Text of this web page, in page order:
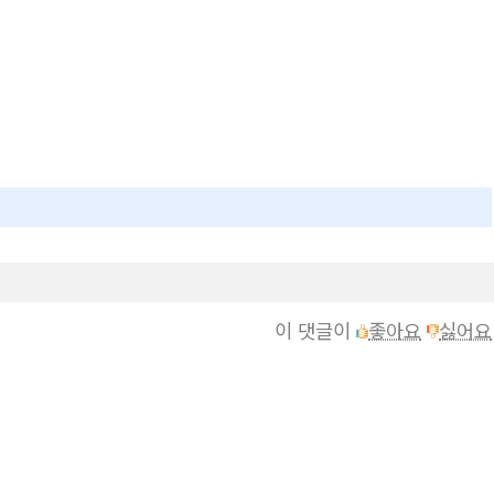
이 댓글이
좋아요 싫어요